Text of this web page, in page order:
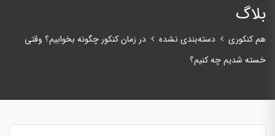
بلاگ
هم کنکوری دسته‌بندی نشده
در زمان کنکور چگونه بخوابیم؟ وقتی
خسته شدیم چه کنیم؟